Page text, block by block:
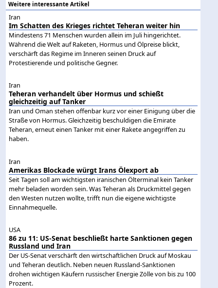
Weitere interessante Artikel
Iran
Im Schatten des Krieges richtet Teheran weiter hin
Mindestens 71 Menschen wurden allein im Juli hingerichtet.
Während die Welt auf Raketen, Hormus und Ölpreise blickt,
verschärft das Regime im Inneren seinen Druck auf
Protestierende und politische Gegner.
Iran
Teheran verhandelt über Hormus und schießt
gleichzeitig auf Tanker
Iran und Oman stehen offenbar kurz vor einer Einigung über die
Straße von Hormus. Gleichzeitig beschuldigen die Emirate
Teheran, erneut einen Tanker mit einer Rakete angegriffen zu
haben.
Iran
Amerikas Blockade würgt Irans Ölexport ab
Seit Tagen soll am wichtigsten iranischen Ölterminal kein Tanker
mehr beladen worden sein. Was Teheran als Druckmittel gegen
den Westen nutzen wollte, trifft nun die eigene wichtigste
Einnahmequelle.
USA
86 zu 11: US-Senat beschließt harte Sanktionen gegen
Russland und Iran
Der US-Senat verschärft den wirtschaftlichen Druck auf Moskau
und Teheran deutlich. Neben neuen Russland-Sanktionen
drohen wichtigen Käufern russischer Energie Zölle von bis zu 100
Prozent.